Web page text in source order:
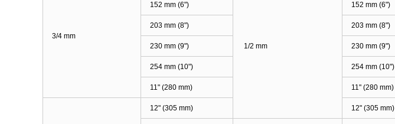
3/4 mm
1/2 mm
152 mm (6") 152 mm (6")
203 mm (8") 203 mm (8")
230 mm (9")
230 mm (9")
254 mm (10") 254 mm (10")
11" (280 mm) 11" (280 mm)
12" (305 mm) 12" (305 mm)